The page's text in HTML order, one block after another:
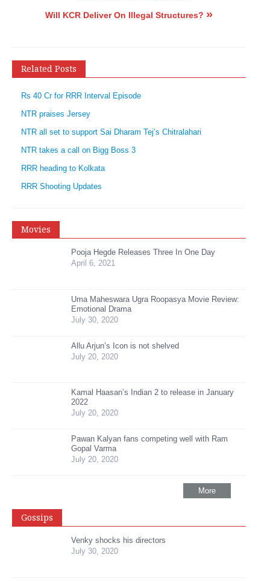
Will KCR Deliver On Illegal Structures? »
Related Posts
Rs 40 Cr for RRR Interval Episode
NTR praises Jersey
NTR all set to support Sai Dharam Tej’s Chitralahari
NTR takes a call on Bigg Boss 3
RRR heading to Kolkata
RRR Shooting Updates
Movies
Pooja Hegde Releases Three In One Day
April 6, 2021
Uma Maheswara Ugra Roopasya Movie Review:
Emotional Drama
July 30, 2020
Allu Arjun’s Icon is not shelved
July 20, 2020
Kamal Haasan’s Indian 2 to release in January
2022
July 20, 2020
Pawan Kalyan fans competing well with Ram
Gopal Varma
July 20, 2020
More
Gossips
Venky shocks his directors
July 30, 2020